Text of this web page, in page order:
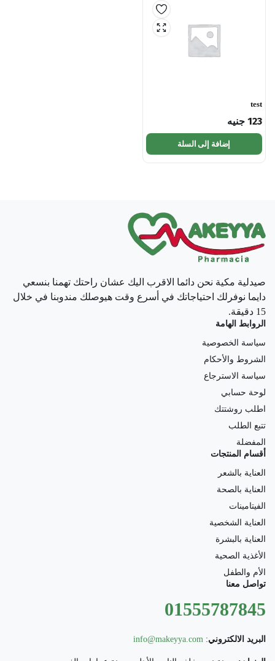
test
123 جنيه
إضافة إلى السلة
صيدلية مكية نحن دائما الاقرب اليك عشان راحتك تهمنا بنسعي
دايما نوفرلك احتياجاتك في أسرع وقت هيوصلك مندوبنا في خلال
15 دقيقة.
الروابط الهامة
سياسة الخصوصية
الشروط والأحكام
سياسة الاسترجاع
لوحة حسابي
اطلب روشتتك
تتبع الطلب
المفضلة
أقسام المنتجات
العناية بالشعر
العناية بالصحة
الفيتامينات
العناية الشخصية
العناية بالبشرة
الأغذية الصحية
الأم والطفل
تواصل معنا
01555787845
البريد الالكتروني:
info@makeyya.com